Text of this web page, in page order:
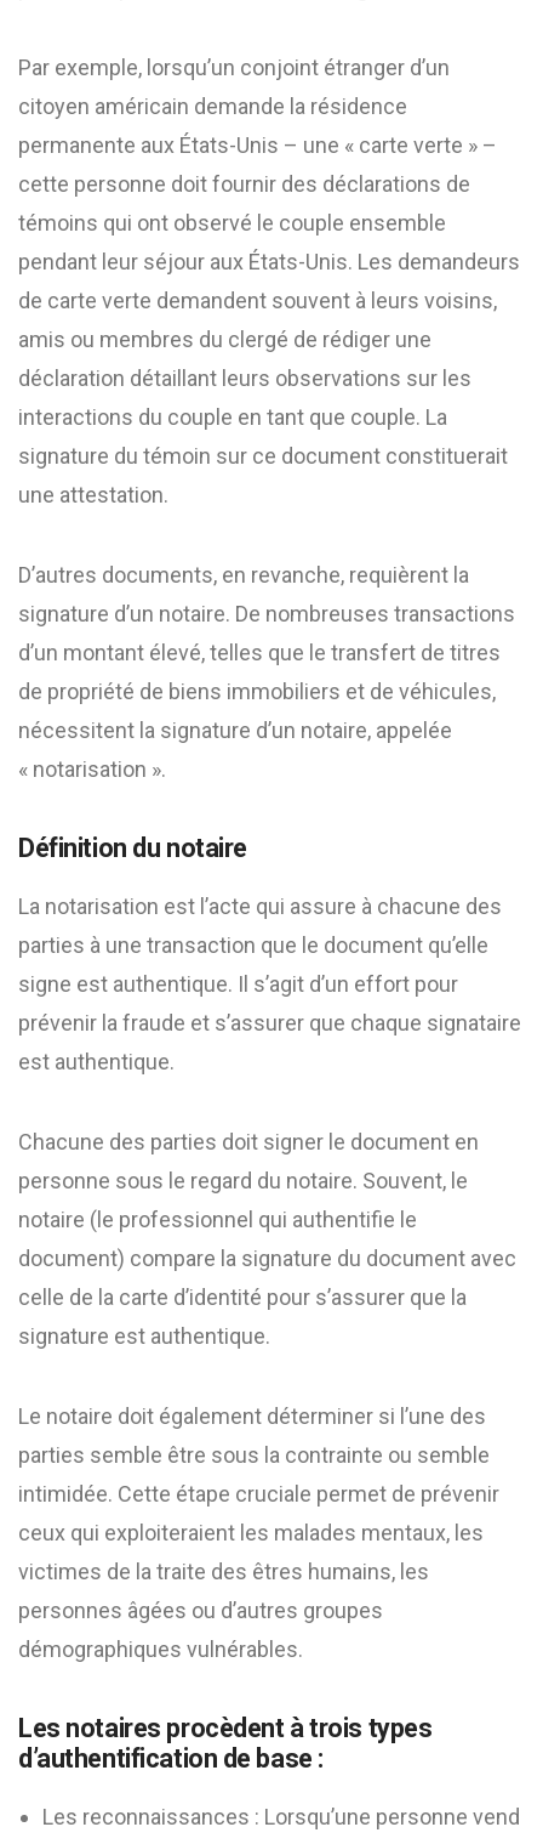
Par exemple, lorsqu’un conjoint étranger d’un
citoyen américain demande la résidence
permanente aux États-Unis – une « carte verte » –
cette personne doit fournir des déclarations de
témoins qui ont observé le couple ensemble
pendant leur séjour aux États-Unis. Les demandeurs
de carte verte demandent souvent à leurs voisins,
amis ou membres du clergé de rédiger une
déclaration détaillant leurs observations sur les
interactions du couple en tant que couple. La
signature du témoin sur ce document constituerait
une attestation.
D’autres documents, en revanche, requièrent la
signature d’un notaire. De nombreuses transactions
d’un montant élevé, telles que le transfert de titres
de propriété de biens immobiliers et de véhicules,
nécessitent la signature d’un notaire, appelée
« notarisation ».
Définition du notaire
La notarisation est l’acte qui assure à chacune des
parties à une transaction que le document qu’elle
signe est authentique. Il s’agit d’un effort pour
prévenir la fraude et s’assurer que chaque signataire
est authentique.
Chacune des parties doit signer le document en
personne sous le regard du notaire. Souvent, le
notaire (le professionnel qui authentifie le
document) compare la signature du document avec
celle de la carte d’identité pour s’assurer que la
signature est authentique.
Le notaire doit également déterminer si l’une des
parties semble être sous la contrainte ou semble
intimidée. Cette étape cruciale permet de prévenir
ceux qui exploiteraient les malades mentaux, les
victimes de la traite des êtres humains, les
personnes âgées ou d’autres groupes
démographiques vulnérables.
Les notaires procèdent à trois types
d’authentification de base :
Les reconnaissances : Lorsqu’une personne vend